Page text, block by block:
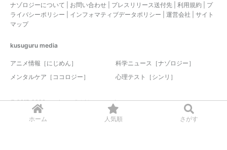
ホーム 人気順 さがす
ナゾロジーについて お問い合わせ プレスリリース送付先 利用規約
プ
ライバシーポリシー
インフォマティブデータポリシー 運営会社
サイト
マップ
kusuguru media
アニメ情報［にじめん］
科学ニュース［ナゾロジー］
メンタルケア［ココロジー］
心理テスト［シンリ］
© 2017-2026 nazology. all rights reserved.